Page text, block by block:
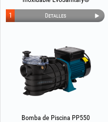
Detalles
1
Bomba de Piscina PP550